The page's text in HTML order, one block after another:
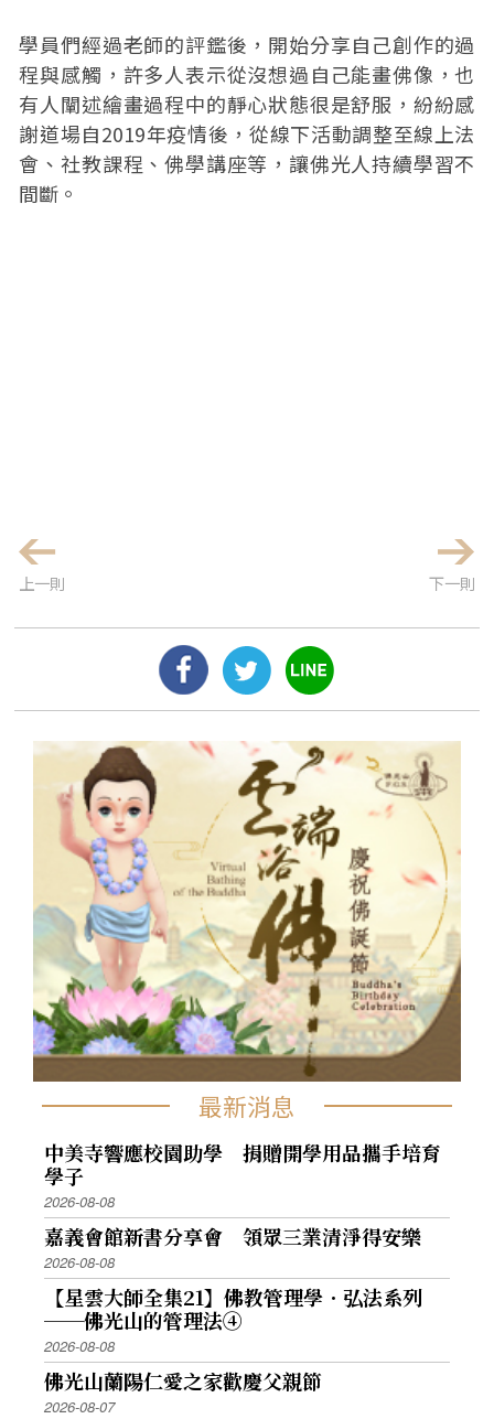
學員們經過老師的評鑑後，開始分享自己創作的過
程與感觸，許多人表示從沒想過自己能畫佛像，也
有人闡述繪畫過程中的靜心狀態很是舒服，紛紛感
謝道場自2019年疫情後，從線下活動調整至線上法
會、社教課程、佛學講座等，讓佛光人持續學習不
間斷。
上一則 下一則
最新消息
中美寺響應校園助學 捐贈開學用品攜手培育
學子
2026-08-08
嘉義會館新書分享會 領眾三業清淨得安樂
2026-08-08
【星雲大師全集21】佛教管理學．弘法系列
──佛光山的管理法④
2026-08-08
佛光山蘭陽仁愛之家歡慶父親節
2026-08-07